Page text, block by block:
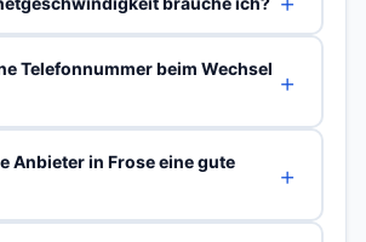
Telefonnummer beim Wechsel
Anbieter in Frose eine gute